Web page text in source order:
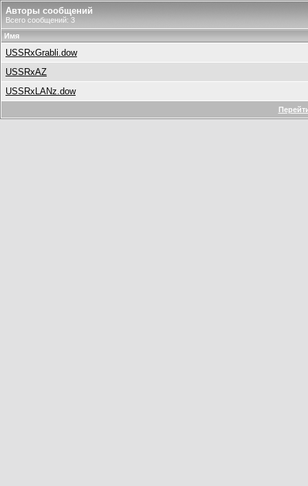
Авторы сообщений
Всего сообщений: 3
Имя
USSRxGrabli.dow
USSRxAZ
USSRxLANz.dow